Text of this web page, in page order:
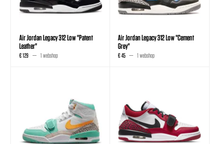
Air Jordan Legacy 312 Low "Patent
Leather"
€ 129 1 webshop
Air Jordan Legacy 312 Low "Cement
Grey"
€ 45 1 webshop